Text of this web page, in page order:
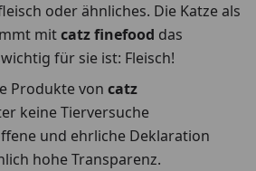
oder ähnliches. Die Katze als
mitcatz finefood das
für sie ist: Fleisch!
Produkte von catz
keine Tierversuche
und ehrliche Deklaration
hohe Transparenz.